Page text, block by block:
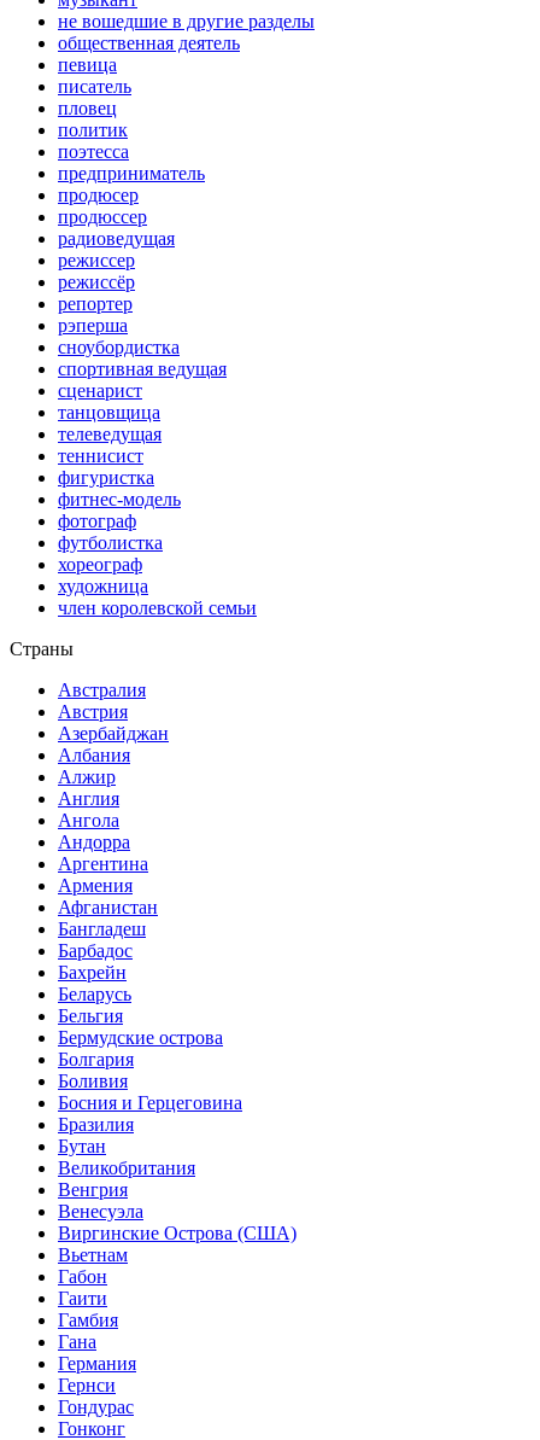
не вошедшие в другие разделы
общественная деятель
певица
писатель
пловец
политик
поэтесса
предприниматель
продюсер
продюссер
радиоведущая
режиссер
режиссёр
репортер
рэперша
сноубордистка
спортивная ведущая
сценарист
танцовщица
телеведущая
теннисист
фигуристка
фитнес-модель
фотограф
футболистка
хореограф
художница
член королевской семьи
Страны
Австралия
Австрия
Азербайджан
Албания
Алжир
Англия
Ангола
Андорра
Аргентина
Армения
Афганистан
Бангладеш
Барбадос
Бахрейн
Беларусь
Бельгия
Бермудские острова
Болгария
Боливия
Босния и Герцеговина
Бразилия
Бутан
Великобритания
Венгрия
Венесуэла
Виргинские Острова (США)
Вьетнам
Габон
Гаити
Гамбия
Гана
Германия
Гернси
Гондурас
Гонконг